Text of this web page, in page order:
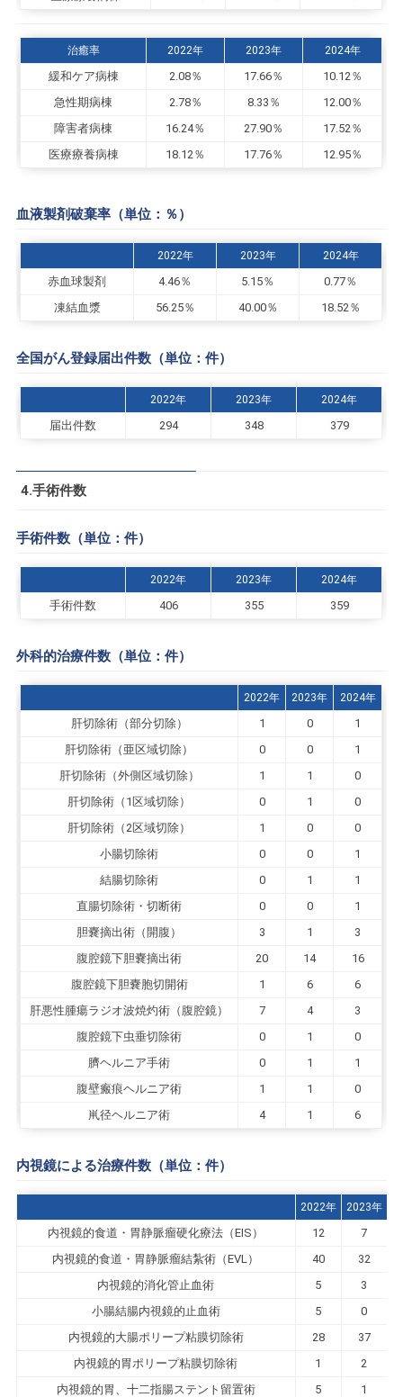
治癒率 2022年 2023年 2024年
緩和ケア病棟 2.08％ 17.66％
10.12％
急性期病棟
2.78％ 8.33％
12.00％
障害者病棟
16.24％ 27.90％
17.52％
医療療養病棟
18.12％ 17.76％ 12.95％
血液製剤破棄率（単位：％）
2022年 2023年 2024年
赤血球製剤 4.46％ 5.15％
0.77％
凍結血漿
56.25％ 40.00％ 18.52％
全国がん登録届出件数（単位：件）
2022年 2023年 2024年
届出件数 294 348 379
4.手術件数
手術件数（単位：件）
2022年 2023年 2024年
手術件数 406 355 359
外科的治療件数（単位：件）
2022年 2023年 2024年
肝切除術（部分切除） 1 0
1
肝切除術（亜区域切除）
0 0
1
肝切除術（外側区域切除）
1 1
0
肝切除術（1区域切除）
0 1
0
肝切除術（2区域切除）
1 0
0
小腸切除術
0 0
1
結腸切除術
0 1
1
直腸切除術・切断術
0 0
1
胆嚢摘出術（開腹）
3 1
3
腹腔鏡下胆嚢摘出術
20 14
16
腹腔鏡下胆嚢胞切開術
1 6
6
肝悪性腫瘍ラジオ波焼灼術（腹腔鏡）
7 4
3
腹腔鏡下虫垂切除術
0 1
0
臍ヘルニア手術
0 1
1
腹壁瘢痕ヘルニア術
1 1
0
鼡径ヘルニア術
4 1 6
内視鏡による治療件数（単位：件）
2022年 2023年
内視鏡的食道・胃静脈瘤硬化療法（EIS） 12
7
内視鏡的食道・胃静脈瘤結紮術（EVL）
40
32
内視鏡的消化管止血術
5
3
小腸結腸内視鏡的止血術
5
0
内視鏡的大腸ポリープ粘膜切除術
28
37
内視鏡的胃ポリープ粘膜切除術
1
2
内視鏡的胃、十二指腸ステント留置術
5
1